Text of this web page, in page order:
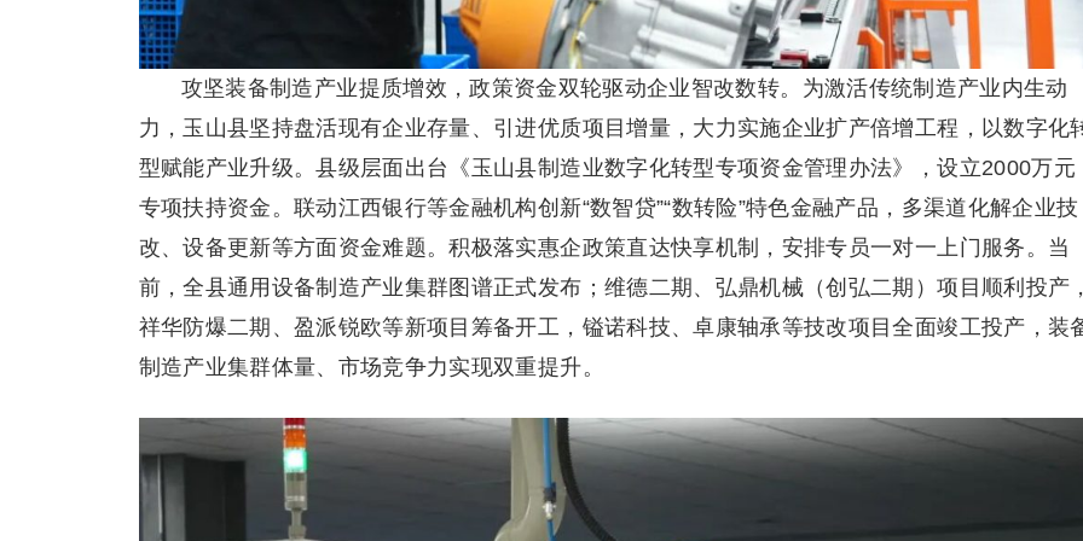
攻坚装备制造产业提质增效，政策资金双轮驱动企业智改数转。为激活传统制造产业内生动
力，玉山县坚持盘活现有企业存量、引进优质项目增量，大力实施企业扩产倍增工程，以数字化
型赋能产业升级。县级层面出台《玉山县制造业数字化转型专项资金管理办法》，设立2000万元
专项扶持资金。联动江西银行等金融机构创新“数智贷”“数转险”特色金融产品，多渠道化解企业技
改、设备更新等方面资金难题。积极落实惠企政策直达快享机制，安排专员一对一上门服务。当
前，全县通用设备制造产业集群图谱正式发布；维德二期、弘鼎机械（创弘二期）项目顺利投产，
祥华防爆二期、盈派锐欧等新项目筹备开工，镒诺科技、卓康轴承等技改项目全面竣工投产，装
制造产业集群体量、市场竞争力实现双重提升。